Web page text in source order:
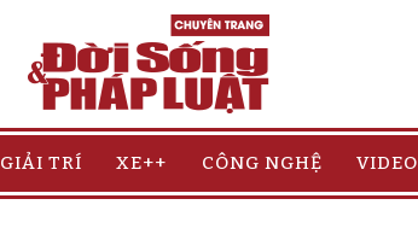
GIẢI TRÍ XE++ CÔNG NGHỆ VIDEO